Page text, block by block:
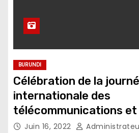
BURUNDI
Célébration de la
internationale des
télécommunications et
de l’information, édition
Juin 16, 2022